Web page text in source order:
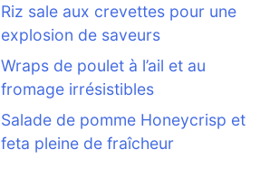
Riz sale aux crevettes pour une
explosion de saveurs
Wraps de poulet à l’ail et au
fromage irrésistibles
Salade de pomme Honeycrisp et
feta pleine de fraîcheur